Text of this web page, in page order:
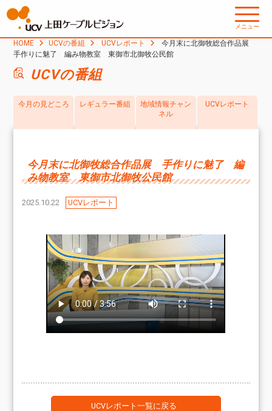
メニュー
HOME UCVの番組 UCVレポート
今月末に北御牧総合作品展
手作りに魅了 編み物教室 東御市北御牧公民館
UCVの番組
今月の見どころ レギュラー番組
地域情報チャン
ネル
UCVレポート
今月末に北御牧総合作品展 手作りに魅了 編
み物教室 東御市北御牧公民館
2025.10.22 UCVレポート
UCVレポート一覧に戻る